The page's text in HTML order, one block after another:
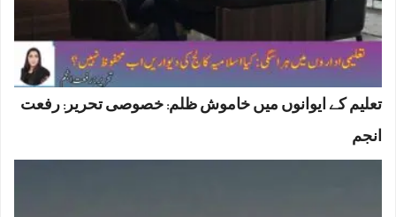
تعلیم کے ایوانوں میں خاموش ظلم: خصوصی تحریر: رفعت
انجم